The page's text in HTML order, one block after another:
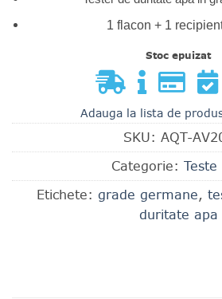
fost:
75.00 lei.
1 flacon + 1
Stoc epuizat
Adauga la lista de
SKU: AQT-
Categorie: Teste
Etichete: grade germane,
duritate apa